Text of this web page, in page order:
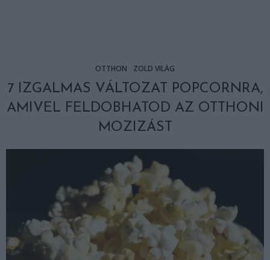
OTTHON ZÖLD VILÁG
7 IZGALMAS VÁLTOZAT POPCORNRA,
AMIVEL FELDOBHATOD AZ OTTHONI
MOZIZÁST